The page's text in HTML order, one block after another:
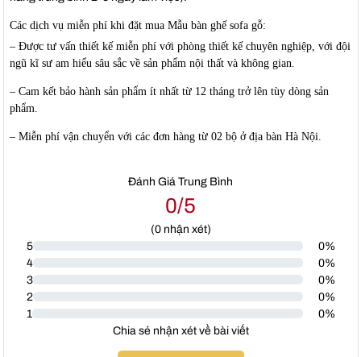
Các dịch vụ miễn phí khi đặt mua Mẫu bàn ghế sofa gỗ:
– Được tư vấn thiết kế miễn phí với phòng thiết kế chuyên nghiệp, với đội
ngũ kĩ sư am hiểu sâu sắc về sản phẩm nội thất và không gian.
– Cam kết bảo hành sản phẩm ít nhất từ 12 tháng trở lên tùy dòng sản
phẩm.
– Miễn phí vận chuyển với các đơn hàng từ 02 bộ ở địa bàn Hà Nội.
Đánh Giá Trung Bình
0/5
(0nhận xét)
5
0%
4
0%
3
0%
2
0%
1
0%
Chia sẻ nhận xét về bài viết